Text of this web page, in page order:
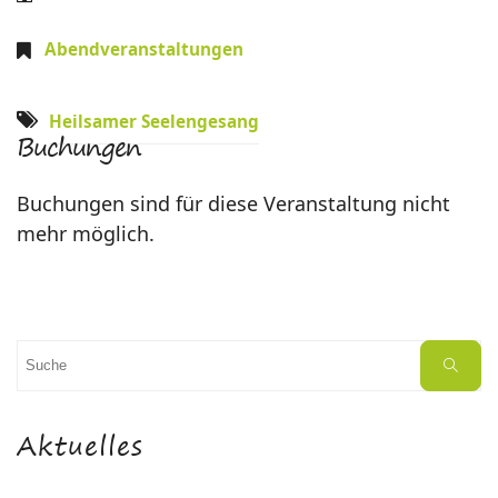
Abendveranstaltungen
Heilsamer Seelengesang
Buchungen
Buchungen sind für diese Veranstaltung nicht
mehr möglich.
Suchen
Suche
Aktuelles